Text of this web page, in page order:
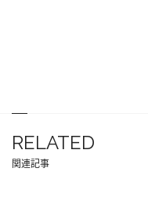
RELATED
関連記事